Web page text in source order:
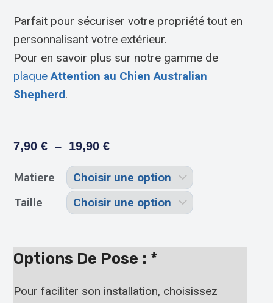
Parfait pour sécuriser votre propriété tout en
personnalisant votre extérieur.
Pour en savoir plus sur notre gamme de
plaqueAttention au Chien Australian
Shepherd.
7,90€ – 19,90€
Matiere
Taille
Options De Pose : *
Pour faciliter son installation, choisissez